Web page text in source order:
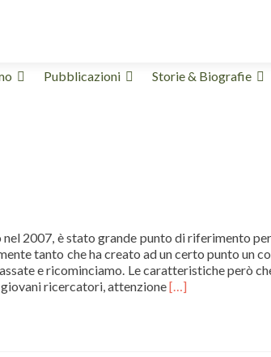
Pubblicazioni Storie & Biografie
2007, è stato grande punto di riferimento
tanto che ha creato ad un certo punto un
e ricominciamo. Le caratteristiche però
ricercatori, attenzione[…]